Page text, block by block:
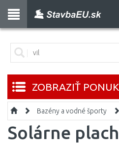
ZOBRAZIŤ
Bazény a vodné športy
Solárne